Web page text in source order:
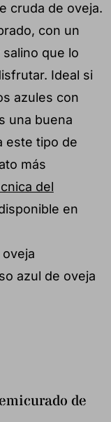
cruda de oveja.
con un
que lo
Ideal si
azules con
una buena
este tipo de
más
del
en
azul de oveja
de